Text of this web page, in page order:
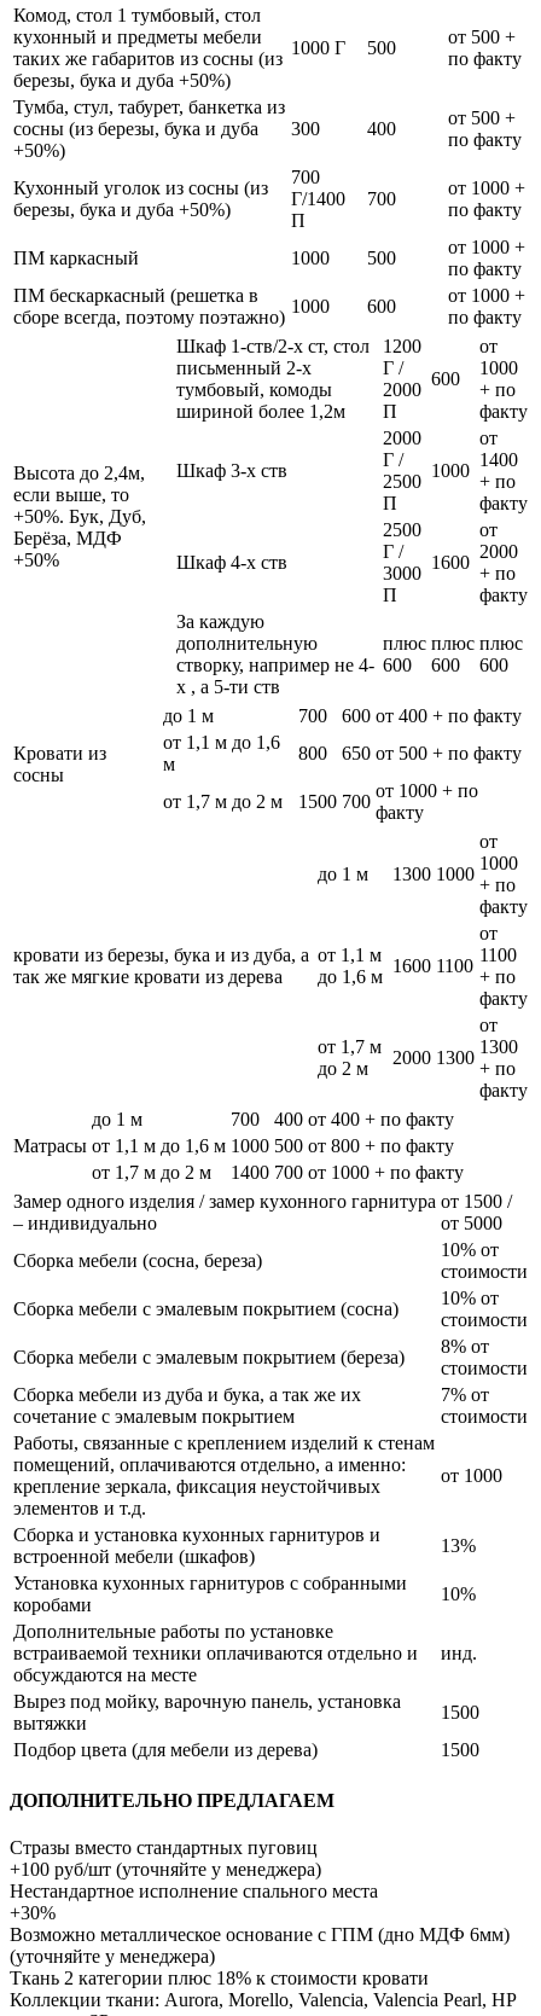
Комод, стол 1 тумбовый, стол
кухонный и предметы мебели
таких же габаритов из сосны (из
березы, бука и дуба +50%)
1000 Г 500
от 500 +
по факту
Тумба, стул, табурет, банкетка из
сосны (из березы, бука и дуба
+50%)
300 400
от 500 +
по факту
Кухонный уголок из сосны (из
березы, бука и дуба +50%)
700
Г/1400
П
700
от 1000 +
по факту
ПМ каркасный 1000 500
от 1000 +
по факту
ПМ бескаркасный (решетка в
сборе всегда, поэтому поэтажно)
1000 600
от 1000 +
по факту
Высота до 2,4м,
если выше, то
+50%. Бук, Дуб,
Берёза, МДФ
+50%
Шкаф 1-ств/2-х ст, стол
письменный 2-х
тумбовый, комоды
шириной более 1,2м
1200
Г /
2000
П
600
от
1000
+ по
факту
Шкаф 3-х ств
2000
Г /
2500
П
1000
от
1400
+ по
факту
Шкаф 4-х ств
2500
Г /
3000
П
1600
от
2000
+ по
факту
За каждую
дополнительную
створку, например не 4-
х , а 5-ти ств
плюс
600
плюс
600
плюс
600
Кровати из
сосны
до 1 м 700 600 от 400 + по факту
от 1,1 м до 1,6
м
800 650 от 500 + по факту
от 1,7 м до 2 м 1500 700
от 1000 + по
факту
кровати из березы, бука и из дуба, а
так же мягкие кровати из дерева
до 1 м 1300 1000
от
1000
+ по
факту
от 1,1 м
до 1,6 м
1600 1100
от
1100
+ по
факту
от 1,7 м
до 2 м
2000 1300
от
1300
+ по
факту
Матрасы
до 1 м 700 400 от 400 + по факту
от 1,1 м до 1,6 м 1000 500 от 800 + по факту
от 1,7 м до 2 м
1400 700 от 1000 + по факту
Замер одного изделия / замер кухонного гарнитура
– индивидуально
от 1500 /
от 5000
Сборка мебели (сосна, береза)
10% от
стоимости
Сборка мебели с эмалевым покрытием (сосна)
10% от
стоимости
Сборка мебели с эмалевым покрытием (береза)
8% от
стоимости
Сборка мебели из дуба и бука, а так же их
сочетание с эмалевым покрытием
7% от
стоимости
Работы, связанные с креплением изделий к стенам
помещений, оплачиваются отдельно, а именно:
крепление зеркала, фиксация неустойчивых
элементов и т.д.
от 1000
Сборка и установка кухонных гарнитуров и
встроенной мебели (шкафов)
13%
Установка кухонных гарнитуров с собранными
коробами
10%
Дополнительные работы по установке
встраиваемой техники оплачиваются отдельно и
обсуждаются на месте
инд.
Вырез под мойку, варочную панель, установка
вытяжки
1500
Подбор цвета (для мебели из дерева)
1500
ДОПОЛНИТЕЛЬНО ПРЕДЛАГАЕМ
Стразы вместо стандартных пуговиц
+100 руб/шт (уточняйте у менеджера)
Нестандартное исполнение спального места
+30%
Возможно металлическое основание с ГПМ (дно МДФ 6мм)
(уточняйте у менеджера)
Ткань 2 категории плюс 18% к стоимости кровати
Коллекции ткани: Aurora, Morello, Valencia, Valencia Pearl, HP